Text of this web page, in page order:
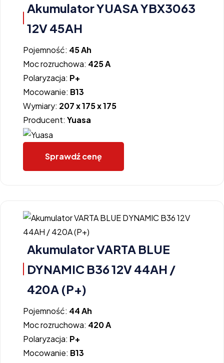
Akumulator YUASA YBX3063
12V 45AH
Pojemność: 45 Ah
Moc rozruchowa: 425 A
Polaryzacja: P+
Mocowanie: B13
Wymiary: 207 x 175 x 175
Producent: Yuasa
Sprawdź cenę
Akumulator VARTA BLUE
DYNAMIC B36 12V 44AH /
420A (P+)
Pojemność: 44 Ah
Moc rozruchowa: 420 A
Polaryzacja: P+
Mocowanie: B13